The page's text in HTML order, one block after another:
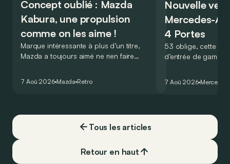
Concept oublié : Mazda
Kabura, une propulsion
comme on les aime !
Marque intéressante à plus d’un titre,
Mazda a toujours aimé ne rien faire
de la plus belle des manières…
7 Aoû 2026 Mazda Retro
Nouvelle
Mercedes-
4 Portes
53 oblige, cette
d’entrée de
moins…
7 Aoû 2026 Mercedes
Tous les articles
Retour en haut